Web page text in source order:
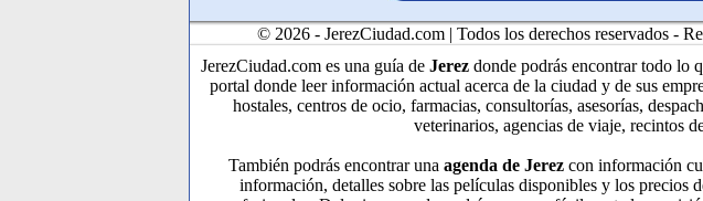
© 2026 - JerezCiudad.com | Todos los derechos reservados -
JerezCiudad.com es una guía de Jerez donde podrás encontrar todo lo
portal donde leer información actual acerca de la ciudad y de sus
hostales, centros de ocio, farmacias, consultorías, asesorías,
veterinarios, agencias de viaje, recintos
También podrás encontrar una agenda de Jerezcon información
información, detalles sobre las películas disponibles y los precios